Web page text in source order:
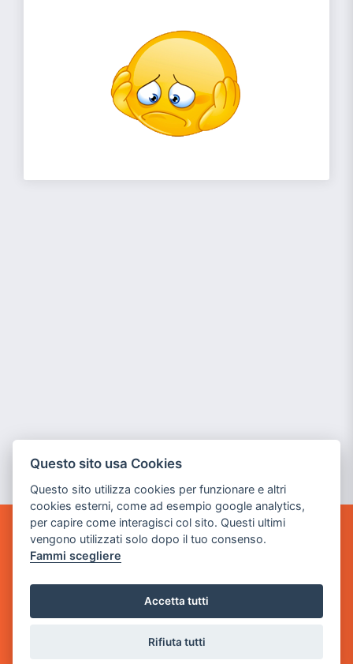
GAME WARP
BY POWER GAME SRL
via Villaggio dei Platani, 3
Questo sito usa Cookies
Questo sito utilizza cookies per funzionare e altri
cookies esterni, come ad esempio google analytics,
per capire come interagisci col sito. Questi ultimi
vengono utilizzati solo dopo il tuo consenso.
Fammi scegliere
Accetta tutti
Rifiuta tutti